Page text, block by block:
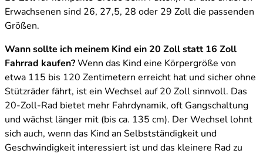
Erwachsenen sind 26, 27,5, 28 oder 29 Zoll die passenden
Größen.
Wann sollte ich meinem Kind ein 20 Zoll statt 16 Zoll
Fahrrad kaufen? Wenn das Kind eine Körpergröße von
etwa 115 bis 120 Zentimetern erreicht hat und sicher ohne
Stützräder fährt, ist ein Wechsel auf 20 Zoll sinnvoll. Das
20-Zoll-Rad bietet mehr Fahrdynamik, oft Gangschaltung
und wächst länger mit (bis ca. 135 cm). Der Wechsel lohnt
sich auch, wenn das Kind an Selbstständigkeit und
Geschwindigkeit interessiert ist und das kleinere Rad zu